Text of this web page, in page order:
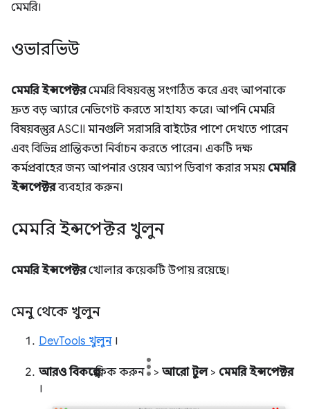
মেমরি।
ওভারভিউ
মেমরি ইন্সপেক্টরমেমরি বিষয়বস্তু সংগঠিত করে এবং আপনাকে
দ্রুত বড় অ্যারে নেভিগেট করতে সাহায্য করে। আপনি মেমরি
বিষয়বস্তুর ASCII মানগুলি সরাসরি বাইটের পাশে দেখতে পারেন
এবং বিভিন্ন প্রান্তিকতা নির্বাচন করতে পারেন। একটি দক্ষ
কর্মপ্রবাহের জন্য আপনার ওয়েব অ্যাপ ডিবাগ করার সময় মেমরি
ইন্সপেক্টরব্যবহার করুন।
মেমরি ইন্সপেক্টর খুলুন
মেমরি ইন্সপেক্টরখোলার কয়েকটি উপায় রয়েছে।
মেনু থেকে খুলুন
DevTools খুলুন।
আরও বিকল্পেক্লিক করুন > আরো টুল> মেমরি ইন্সপেক্টর
।